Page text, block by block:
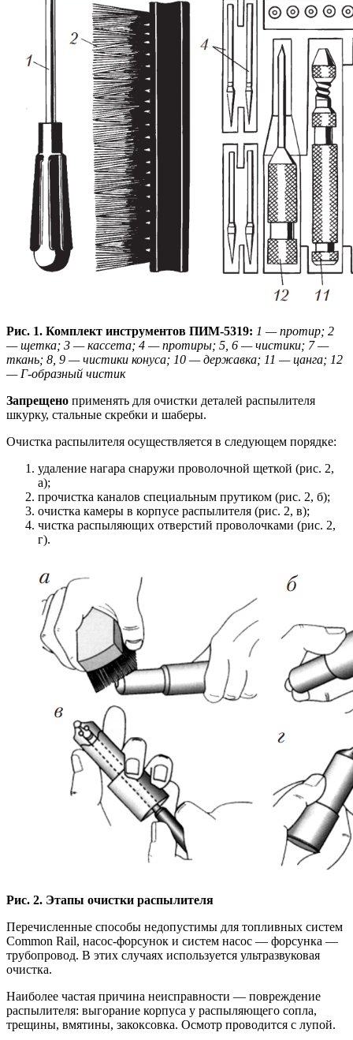
Рис. 1. Комплект инструментов ПИМ-5319: 1 — протир; 2
— щетка; 3 — кассета; 4 — протиры; 5, 6 — чистики; 7 —
ткань; 8, 9 — чистики конуса; 10 — державка; 11 — цанга; 12
— Г-образный чистик
Запрещено применять для очистки деталей распылителя
шкурку, стальные скребки и шаберы.
Очистка распылителя осуществляется в следующем порядке:
удаление нагара снаружи проволочной щеткой (рис. 2,
а);
прочистка каналов специальным прутиком (рис. 2, б);
очистка камеры в корпусе распылителя (рис. 2, в);
чистка распыляющих отверстий проволочками (рис. 2,
г).
Рис. 2. Этапы очистки распылителя
Перечисленные способы недопустимы для топливных систем
Common Rail, насос-форсунок и систем насос — форсунка —
трубопровод. В этих случаях используется ультразвуковая
очистка.
Наиболее частая причина неисправности — повреждение
распылителя: выгорание корпуса у распыляющего сопла,
трещины, вмятины, закоксовка. Осмотр проводится с лупой.